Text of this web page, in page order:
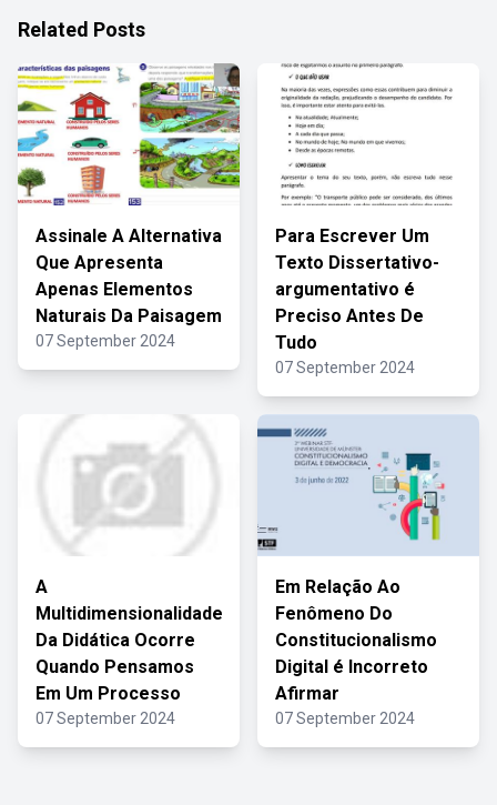
Related Posts
Assinale A Alternativa
Que Apresenta
Apenas Elementos
Naturais Da Paisagem
07 September 2024
Para Escrever Um
Texto Dissertativo-
argumentativo é
Preciso Antes De
Tudo
07 September 2024
A
Multidimensionalidade
Da Didática Ocorre
Quando Pensamos
Em Um Processo
07 September 2024
Em Relação Ao
Fenômeno Do
Constitucionalismo
Digital é Incorreto
Afirmar
07 September 2024